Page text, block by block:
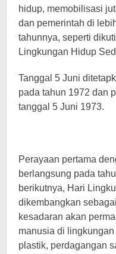
hidup, memobilisasi
dan pemerintah di
tahunnya, seperti
Lingkungan Hidup
Tanggal 5 Juni
pada tahun 1972 dan
tanggal 5 Juni 1973.
Perayaan pertama
berlangsung pada
berikutnya, Hari
dikembangkan
kesadaran akan
manusia di
plastik, perdagangan